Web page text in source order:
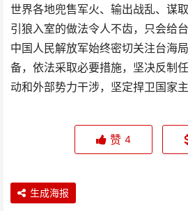
世界各地兜售军火、输出战乱、谋
引狼入室的做法令人不齿，只会给
中国人民解放军始终密切关注台海
备，依法采取必要措施，坚决反制
动和外部势力干涉，坚定捍卫国家主
赞 4
生成海报